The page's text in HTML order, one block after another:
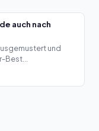
auch nach
und